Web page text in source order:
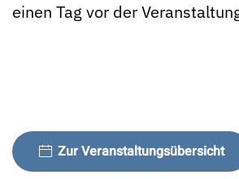
einen Tag vor der
Zur Veranstaltungsübersicht